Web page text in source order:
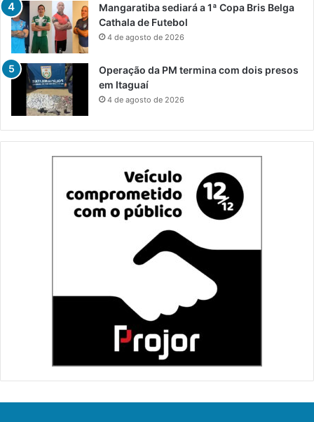
Mangaratiba sediará a 1ª Copa Bris Belga
Cathala de Futebol
4 de agosto de 2026
Operação da PM termina com dois presos
em Itaguaí
4 de agosto de 2026